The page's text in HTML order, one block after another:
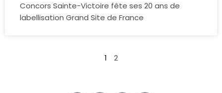
Concors Sainte-Victoire fête ses 20 ans de
labellisation Grand Site de France
1 2